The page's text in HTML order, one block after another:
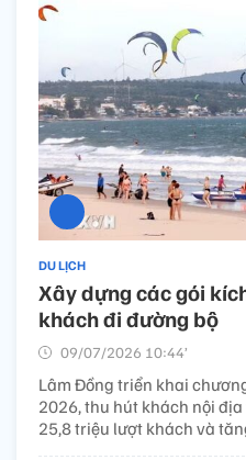
DU LỊCH
Xây dựng các gói
khách đi đường bộ
09/07/2026 10:44’
Lâm Đồng triển khai
2026, thu hút khách nội
25,8 triệu lượt khách và